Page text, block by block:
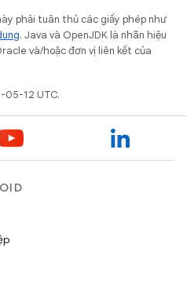
phải tuân thủ các giấy phép như
. Java và OpenJDK là nhãn hiệu
và/hoặc đơn vị liên kết của
05-12 UTC.